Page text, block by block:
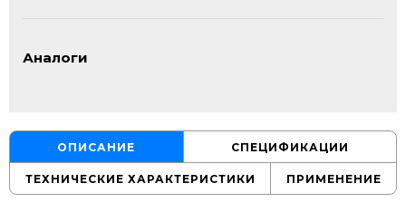
Аналоги
ОПИСАНИЕ СПЕЦИФИКАЦИИ
ТЕХНИЧЕСКИЕ ХАРАКТЕРИСТИКИ ПРИМЕНЕНИЕ